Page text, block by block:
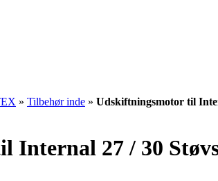
» Tilbehør inde » Udskiftningsmotor til
Internal 27 / 30